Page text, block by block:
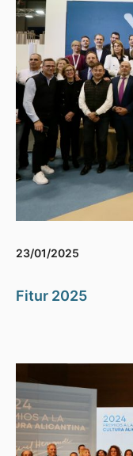
23/01/2025
Fitur 2025